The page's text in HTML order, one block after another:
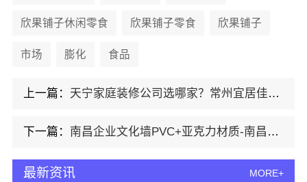
欣果铺子休闲零食 欣果铺子零食 欣果铺子
市场 膨化 食品
上一篇： 天宁家庭装修公司选哪家？常州宜居佳装饰工程有限公司值得考虑
下一篇： 南昌企业文化墙PVC+亚克力材质-南昌恒辉广告
最新资讯 MORE+